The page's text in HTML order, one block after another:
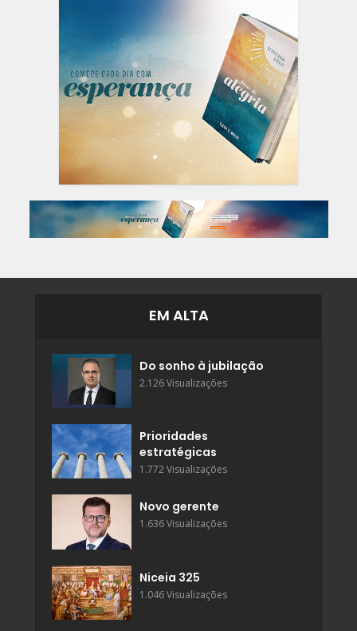
EM ALTA
Do sonho à jubilação
2.126 Visualizações
Prioridades
estratégicas
1.772 Visualizações
Novo gerente
1.636 Visualizações
Niceia 325
1.046 Visualizações